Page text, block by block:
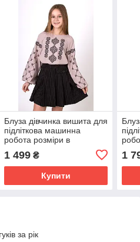
Блуза дівчинка вишита для
підліткова машинна
робота розміри в
наявності від 146 до 164
1 499₴
Купити
1
за рік